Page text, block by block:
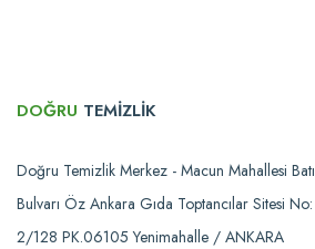
DOĞRU TEMİZLİK
Doğru Temizlik Merkez - Macun Mahallesi Batı
Bulvarı Öz Ankara Gıda Toptancılar Sitesi No:
2/128 PK.06105 Yenimahalle / ANKARA